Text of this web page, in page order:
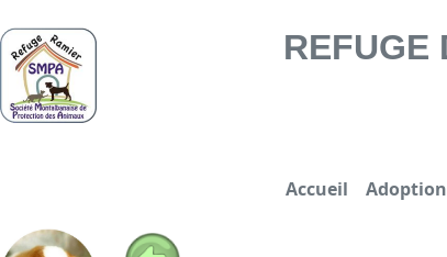
REFUGE DU
REFUGE
Accueil